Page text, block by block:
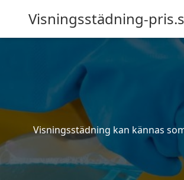
Visningsstädning-
Visningsstädning kan kännas